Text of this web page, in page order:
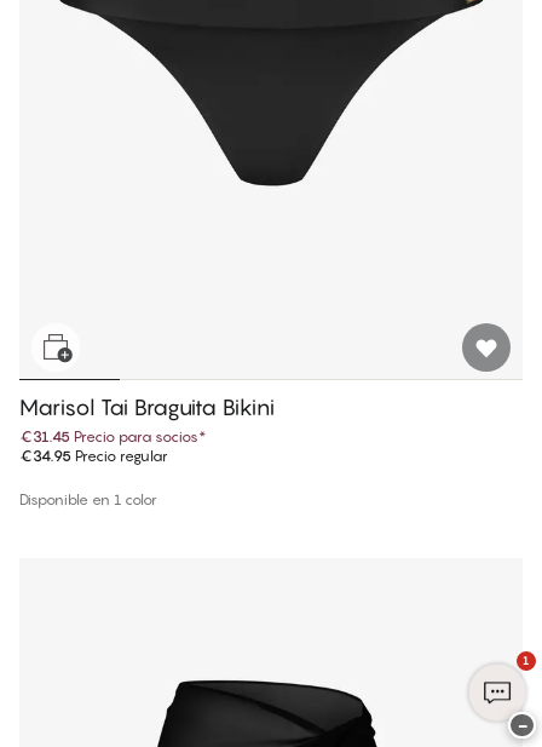
Marisol Tai Braguita Bikini
€31.45 Precio para socios*
€34.95 Precio regular
Disponible en 1 color
1
−